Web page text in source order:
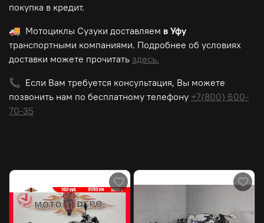
покупка в кредит.
🚚 Мотоциклы Сузуки доставляем в Уфу
транспортными компаниями. Подробнее об условиях
доставки можете прочитать здесь.
📞 Если Вам требуется консультация, Вы можете
позвонить нам по бесплатному телефону +7(800) 600-
70-35